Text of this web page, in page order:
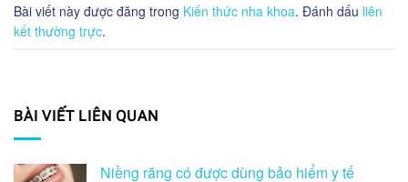
Bài viết này được đăng trong Kiến thức nha khoa. Đánh dấu liên
kết thường trực.
BÀI VIẾT LIÊN QUAN
Niềng răng có được dùng bảo hiểm y tế